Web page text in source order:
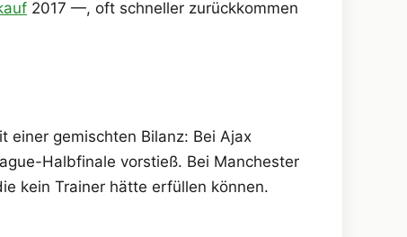
2017 —, oft schneller zurückkommen
einer gemischten Bilanz: Bei Ajax
Halbfinale vorstieß. Bei Manchester
kein Trainer hätte erfüllen können.